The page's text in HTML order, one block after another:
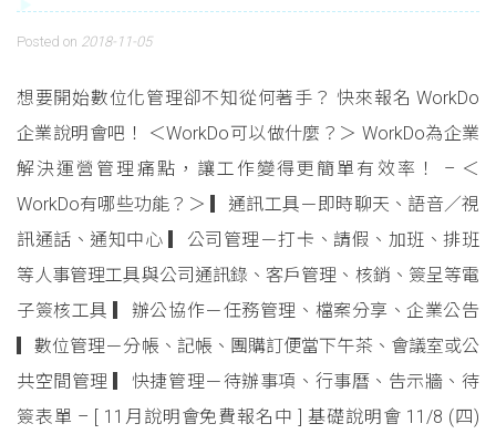
Posted on 2018-11-05
想要開始數位化管理卻不知從何著手？ 快來報名 WorkDo
企業說明會吧！ ＜WorkDo可以做什麼？＞ WorkDo為企業
解決運營管理痛點，讓工作變得更簡單有效率！ – ＜
WorkDo有哪些功能？＞ ▎通訊工具－即時聊天、語音／視
訊通話、通知中心 ▎公司管理－打卡、請假、加班、排班
等人事管理工具與公司通訊錄、客戶管理、核銷、簽呈等電
子簽核工具 ▎辦公協作－任務管理、檔案分享、企業公告
▎數位管理－分帳、記帳、團購訂便當下午茶、會議室或公
共空間管理 ▎快捷管理－待辦事項、行事曆、告示牆、待
簽表單 – [ 11月說明會免費報名中 ] 基礎說明會 11/8 (四)